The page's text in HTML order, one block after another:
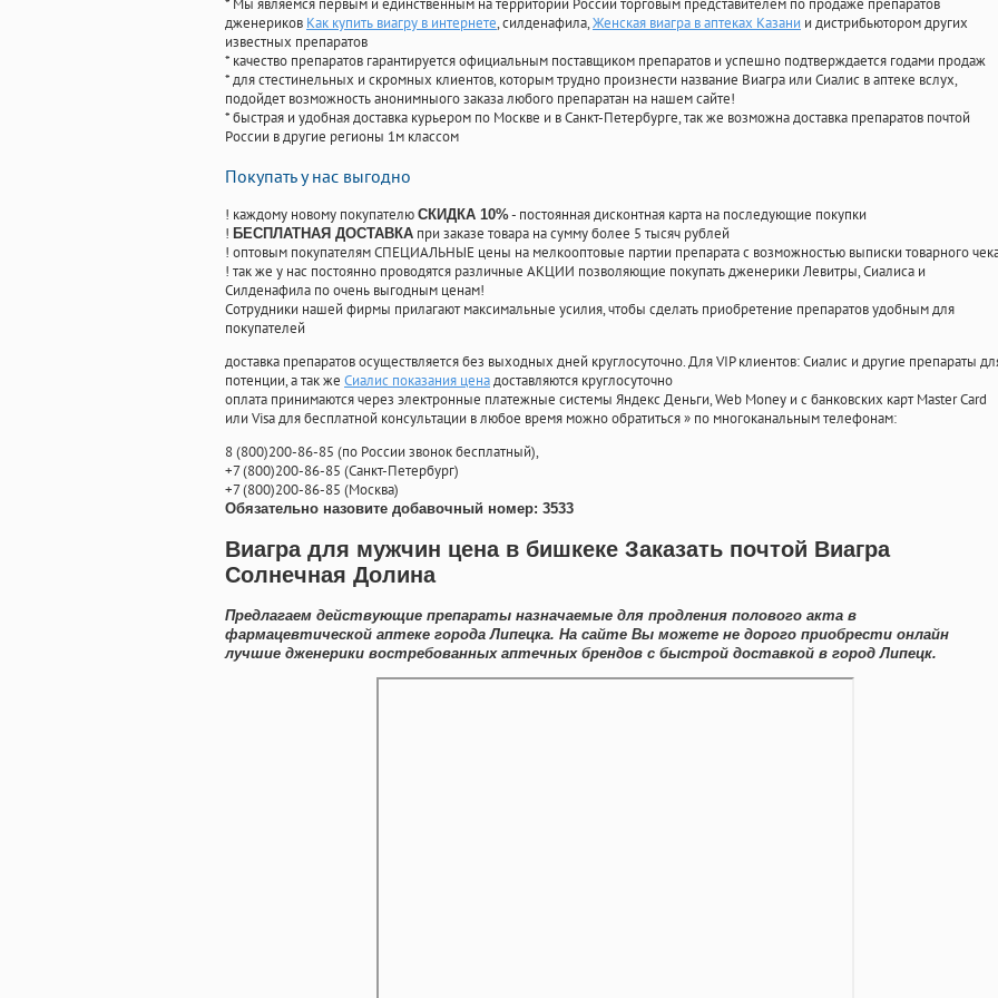
* Мы являемся первым и единственным на территории России торговым представителем по продаже препаратов
дженериков Как купить виагру в интернете, силденафила,Женская виагра в аптеках Казани и дистрибьютором других
известных препаратов
* качество препаратов гарантируется официальным поставщиком препаратов и успешно подтверждается годами продаж
* для стестинельных и скромных клиентов, которым трудно произнести название Виагра или Сиалис в аптеке вслух,
подойдет возможность анонимныого заказа любого препаратан на нашем сайте!
* быстрая и удобная доставка курьером по Москве и в Санкт-Петербурге, так же возможна доставка препаратов почтой
России в другие регионы 1м классом
Покупать у нас выгодно
! каждому новому покупателю СКИДКА 10%- постоянная дисконтная карта на последующие покупки
! БЕСПЛАТНАЯ ДОСТАВКА при заказе товара на сумму более 5 тысяч рублей
! оптовым покупателям СПЕЦИАЛЬНЫЕ цены на мелкооптовые партии препарата с возможностью выписки товарного
! так же у нас постоянно проводятся различные АКЦИИ позволяющие покупать дженерики Левитры, Сиалиса и
Силденафила по очень выгодным ценам!
Cотрудники нашей фирмы прилагают максимальные усилия, чтобы сделать приобретение препаратов удобным для
покупателей
доставка препаратов осуществляется без выходных дней круглосуточно. Для VIP клиентов: Сиалис и другие препараты
потенции, а так же Сиалис показания ценадоставляются круглосуточно
оплата принимаются через электронные платежные системы Яндекс Деньги, Web Money и с банковских карт Master Card
или Visa для бесплатной консультации в любое время можно обратиться» по многоканальным телефонам:
8(800)200-86-85 (по России звонок бесплатный),
+7(800)200-86-85 (Санкт-Петербург)
+7(800)200-86-85 (Москва)
Обязательно назовите добавочный номер: 3533
Виагра для мужчин цена в бишкеке Заказать почтой Виагра
Солнечная Долина
Предлагаем действующие препараты назначаемые для продления полового акта в
фармацевтической аптеке города Липецка. На сайте Вы можете не дорого приобрести онлайн
лучшие дженерики востребованных аптечных брендов с быстрой доставкой в город Липецк.